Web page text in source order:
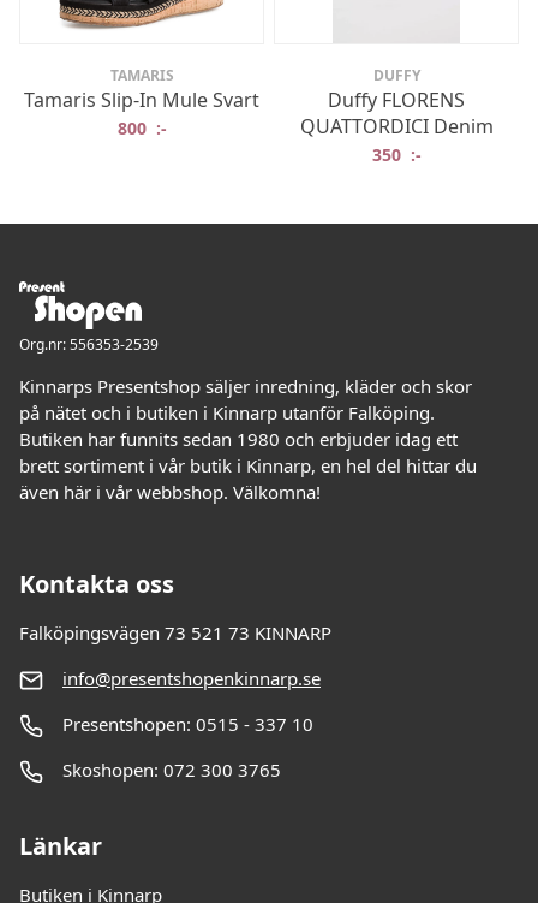
TAMARIS
Tamaris Slip-In Mule Svart
800 :-
DUFFY
Duffy FLORENS
QUATTORDICI Denim
350 :-
Org.nr: 556353-2539
Kinnarps Presentshop säljer inredning, kläder och skor
på nätet och i butiken i Kinnarp utanför Falköping.
Butiken har funnits sedan 1980 och erbjuder idag ett
brett sortiment i vår butik i Kinnarp, en hel del hittar du
även här i vår webbshop. Välkomna!
Kontakta oss
Falköpingsvägen 73 521 73 KINNARP
info@presentshopenkinnarp.se
Presentshopen: 0515 - 337 10
Skoshopen: 072 300 3765
Länkar
Butiken i Kinnarp